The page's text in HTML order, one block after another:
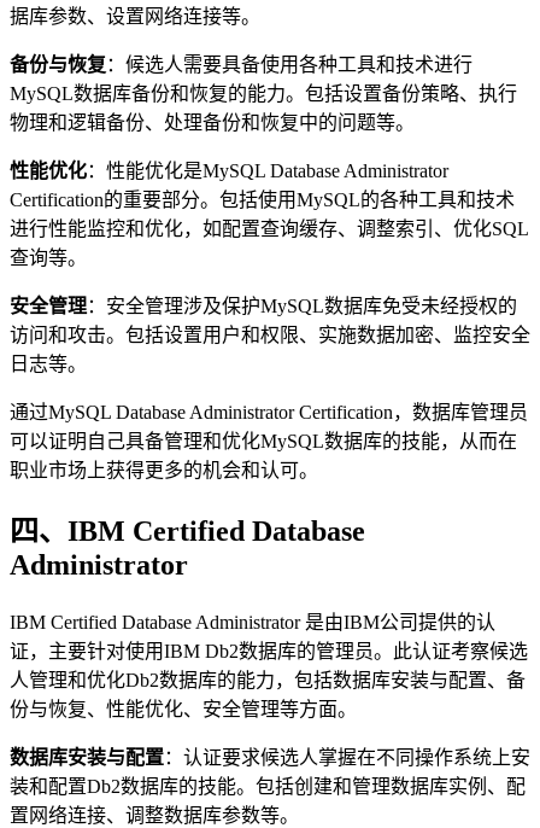
据库参数、设置网络连接等。
备份与恢复 ：候选人需要具备使用各种工具和技术进行
MySQL数据库备份和恢复的能力。包括设置备份策略、执行
物理和逻辑备份、处理备份和恢复中的问题等。
性能优化：性能优化是MySQL Database Administrator
Certification的重要部分。包括使用MySQL的各种工具和技术
进行性能监控和优化，如配置查询缓存、调整索引、优化SQL
查询等。
安全管理：安全管理涉及保护MySQL数据库免受未经授权的
访问和攻击。包括设置用户和权限、实施数据加密、监控安全
日志等。
通过MySQL Database Administrator Certification，数据库管理员
可以证明自己具备管理和优化MySQL数据库的技能，从而在
职业市场上获得更多的机会和认可。
四、IBM Certified Database
Administrator
IBM Certified Database Administrator 是由IBM公司提供的认
证，主要针对使用IBM Db2数据库的管理员。此认证考察候选
人管理和优化Db2数据库的能力，包括数据库安装与配置、备
份与恢复、性能优化、安全管理等方面。
数据库安装与配置：认证要求候选人掌握在不同操作系统上安
装和配置Db2数据库的技能。包括创建和管理数据库实例、配
置网络连接、调整数据库参数等。